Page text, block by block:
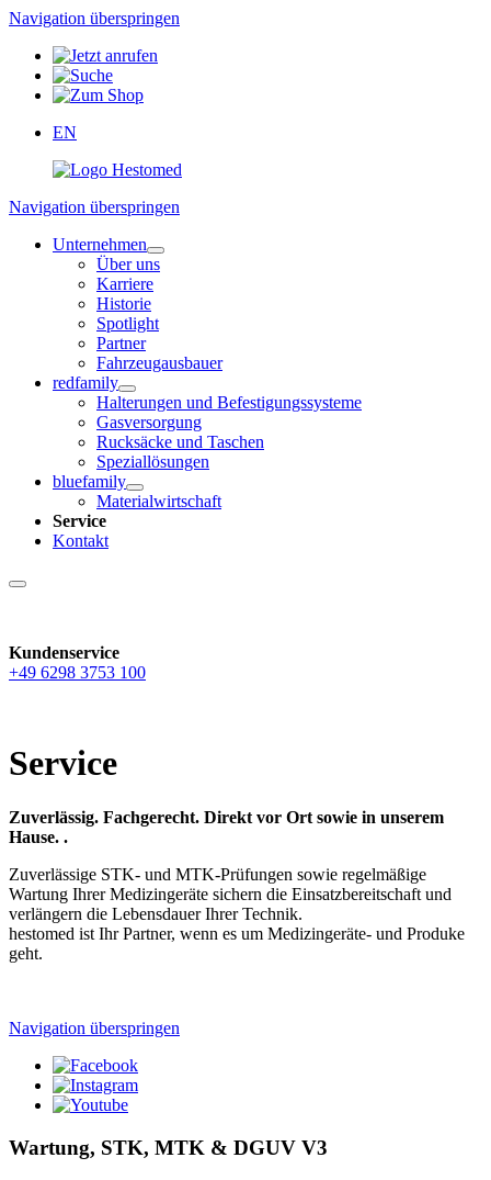
Navigation überspringen
EN
Navigation überspringen
Unternehmen
Über uns
Karriere
Historie
Spotlight
Partner
Fahrzeugausbauer
redfamily
Halterungen und Befestigungssysteme
Gasversorgung
Rucksäcke und Taschen
Speziallösungen
bluefamily
Materialwirtschaft
Service
Kontakt
Kundenservice
+49 6298 3753 100
Service
Zuverlässig. Fachgerecht. Direkt vor Ort sowie in unserem
Hause. .
Zuverlässige STK- und MTK-Prüfungen sowie regelmäßige
Wartung Ihrer Medizingeräte sichern die Einsatzbereitschaft und
verlängern die Lebensdauer Ihrer Technik.
hestomed ist Ihr Partner, wenn es um Medizingeräte- und Produke
geht.
Navigation überspringen
Wartung, STK, MTK & DGUV V3